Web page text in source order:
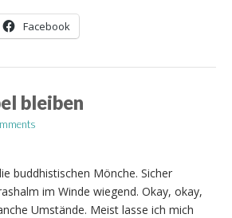
Facebook
bleiben
buddhistischen Mönche. Sicher
im Winde wiegend. Okay, okay,
Umstände. Meist lasse ich mich